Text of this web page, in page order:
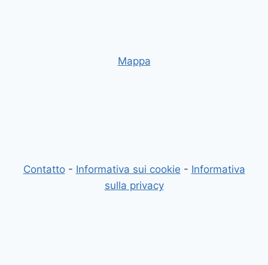
Mappa
Contatto- Informativa sui cookie - Informativa
sulla privacy